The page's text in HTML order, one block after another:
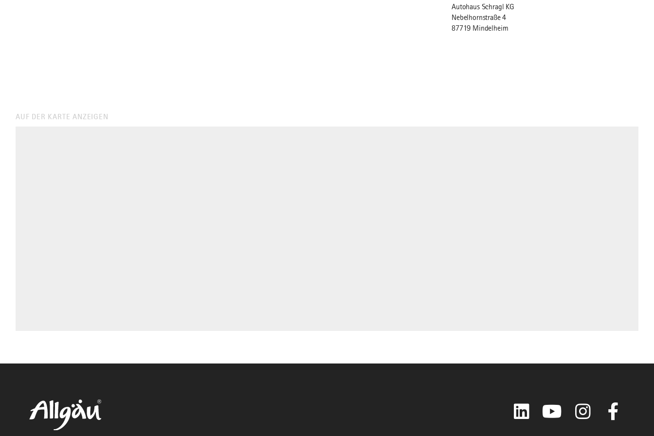
Autohaus Schragl KG
Nebelhornstraße 4
87719 Mindelheim
AUF DER KARTE ANZEIGEN
LinkedIn YouTube Instagram